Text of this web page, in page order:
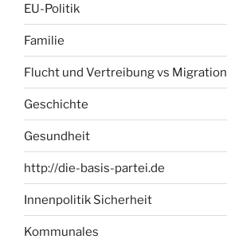
EU-Politik
Familie
Flucht und Vertreibung vs Migration
Geschichte
Gesundheit
http://die-basis-partei.de
Innenpolitik Sicherheit
Kommunales